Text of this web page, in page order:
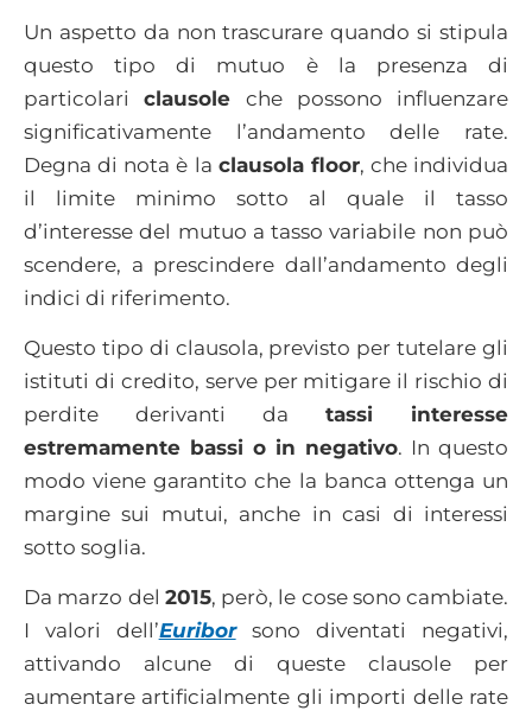
Un aspetto da non trascurare quando si stipula
questo tipo di mutuo è la presenza di
particolariclausole che possono influenzare
significativamente l’andamento delle rate.
Degna di nota è la clausola floor, che individua
il limite minimo sotto al quale il tasso
d’interesse del mutuo a tasso variabile non può
scendere, a prescindere dall’andamento degli
indici di riferimento.
Questo tipo di clausola, previsto per tutelare gli
istituti di credito, serve per mitigare il rischio di
perdite derivanti da tassi interesse
estremamente bassi o in negativo. In questo
modo viene garantito che la banca ottenga un
margine sui mutui, anche in casi di interessi
sotto soglia.
Da marzo del 2015, però, le cose sono cambiate.
I valori dell’Euribor
sono diventati negativi,
attivando alcune di queste clausole per
aumentare artificialmente gli importi delle rate